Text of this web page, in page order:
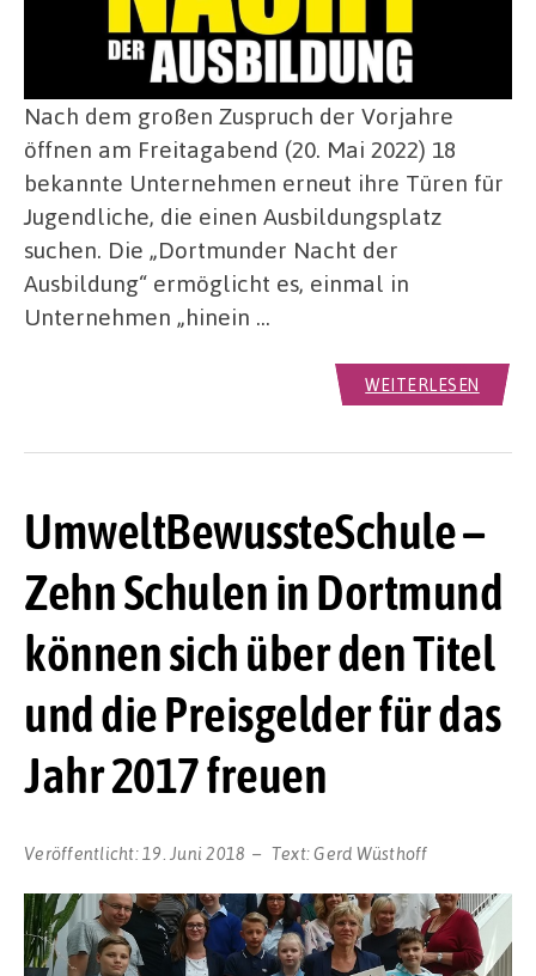
Nach dem großen Zuspruch der Vorjahre
öffnen am Freitagabend (20. Mai 2022) 18
bekannte Unternehmen erneut ihre Türen für
Jugendliche, die einen Ausbildungsplatz
suchen. Die „Dortmunder Nacht der
Ausbildung“ ermöglicht es, einmal in
Unternehmen „hinein …
WEITERLESEN
UmweltBewussteSchule –
Zehn Schulen in Dortmund
können sich über den Titel
und die Preisgelder für das
Jahr 2017 freuen
Veröffentlicht: 19. Juni 2018 Text:Gerd Wüsthoff